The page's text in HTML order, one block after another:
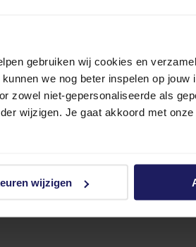
gebruiken wij cookies en
we nog beter inspelen op
zowel niet-gepersonaliseerde als
wijzigen. Je gaat akkoord met
wijzigen